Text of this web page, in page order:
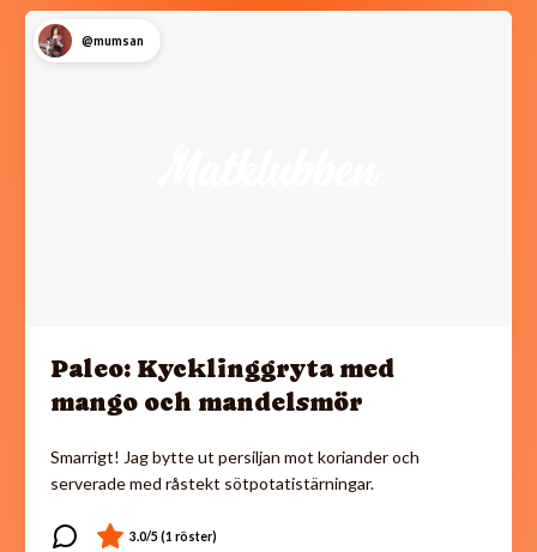
@mumsan
Paleo: Kycklinggryta med
mango och mandelsmör
Smarrigt! Jag bytte ut persiljan mot koriander och
serverade med råstekt sötpotatistärningar.